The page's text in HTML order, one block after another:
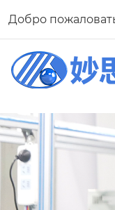
Добро